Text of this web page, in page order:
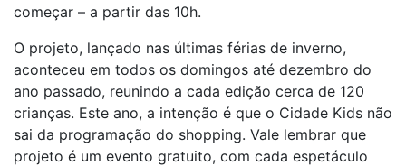
começar – a partir das 10h.
O projeto, lançado nas últimas férias de inverno,
aconteceu em todos os domingos até dezembro do
ano passado, reunindo a cada edição cerca de 120
crianças. Este ano, a intenção é que o Cidade Kids não
sai da programação do shopping. Vale lembrar que
projeto é um evento gratuito, com cada espetáculo